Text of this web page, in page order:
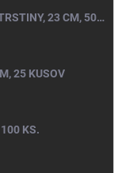
KRUHOVÝ DVOJDIELNY TANIER Z CUKROVEJ TRSTINY, 23 CM, 50 KS.
25 KUSOV
KS.